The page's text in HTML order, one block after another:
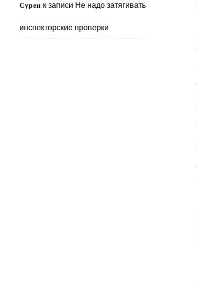
Сурен к записи Не надо затягивать
инспекторские проверки